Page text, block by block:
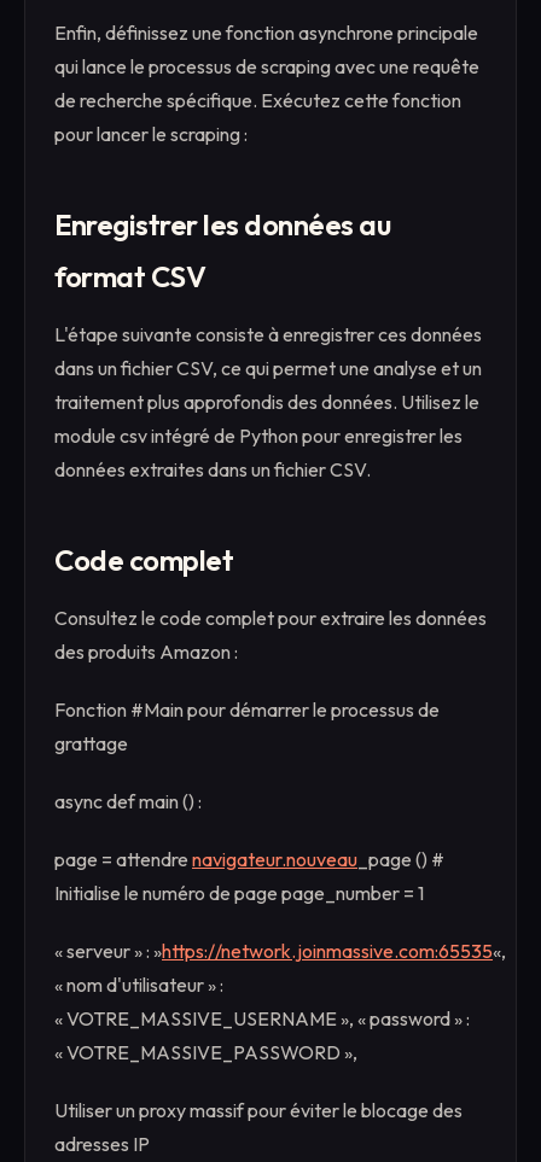
Enfin, définissez une fonction asynchrone principale
qui lance le processus de scraping avec une requête
de recherche spécifique. Exécutez cette fonction
pour lancer le scraping :
Enregistrer les données au
format CSV
L'étape suivante consiste à enregistrer ces données
dans un fichier CSV, ce qui permet une analyse et un
traitement plus approfondis des données. Utilisez le
module csv intégré de Python pour enregistrer les
données extraites dans un fichier CSV.
Code complet
Consultez le code complet pour extraire les données
des produits Amazon :
Fonction #Main pour démarrer le processus de
grattage
async def main () :
page = attendre navigateur.nouveau _page () #
Initialise le numéro de page page_number = 1
« serveur » : »https://network.joinmassive.com:65535«,
« nom d'utilisateur » :
« VOTRE_MASSIVE_USERNAME », « password » :
« VOTRE_MASSIVE_PASSWORD »,
Utiliser un proxy massif pour éviter le blocage des
adresses IP